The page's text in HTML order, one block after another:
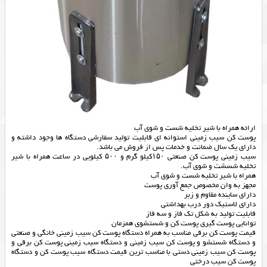
ارائه همراه با شیر تخلیه شست و شوی آب
پوست کن سیب زمینی استوانه ای قابلیت تولید سفارشی دستگاه ها وجود داشته و
دارای یک سال ضمانت و خدمات پس از فروش می باشد.
سیب زمینی پوست کن صنعتی ۱۵۰کیلو گرم و ۵۰۰ کیلویی در ساعت همراه با شیر
تخلیه شسشت و شوی آب.
همراه با شیر تخلیه شست و شوی آب
مجهز به وان مخصوص جمع آوری پوست
داراي ساينده مقاوم و زبر
داراي لاستيك دور درب بهداشتي
قابلیت تولید به شکل تک فاز و سه فاز
توانایی پوست گیری پوست کن و شستشوی همزمان
قیمت پوست کن برقی مناسب به همراه دستگاه پوست کن سیب زمینی خانگی و صنعتی
و دستگاه شستشو و پوست کن سیب زمینی و دستگاه سیب زمینی پوست کن برقی و
پوست کن سیب زمینی دستی با مناسب ترین قیمت دستگاه سیب پوست کن و دستگاه
پوست کن سیب درختی